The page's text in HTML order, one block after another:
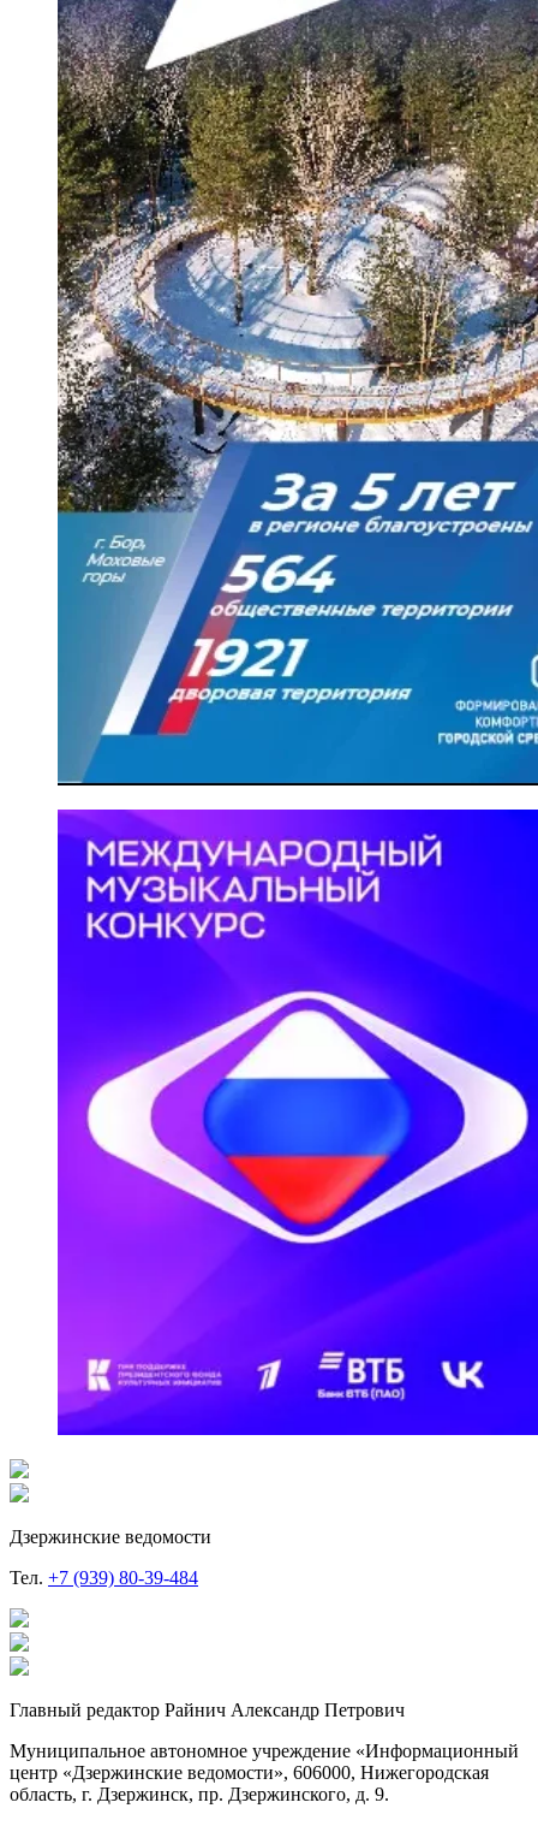
Дзержинские ведомости
Тел. +7 (939) 80-39-484
Главный редактор Райнич Александр Петрович
Муниципальное автономное учреждение «Информационный
центр «Дзержинские ведомости», 606000, Нижегородская
область, г. Дзержинск, пр. Дзержинского, д. 9.